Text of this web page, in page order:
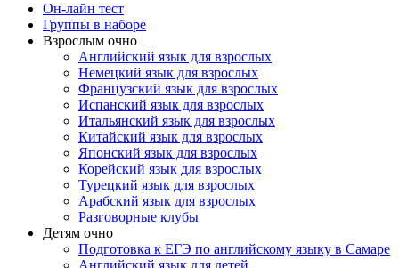
Он-лайн тест
Группы в наборе
Взрослым очно
Английский язык для взрослых
Немецкий язык для взрослых
Французский язык для взрослых
Испанский язык для взрослых
Итальянский язык для взрослых
Китайский язык для взрослых
Японский язык для взрослых
Корейский язык для взрослых
Турецкий язык для взрослых
Арабский язык для взрослых
Разговорные клубы
Детям очно
Подготовка к ЕГЭ по английскому языку в Самаре
Английский язык для детей